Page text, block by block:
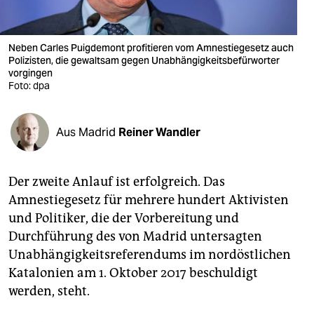
verlag
veranstaltungen
shop
unterstützen
genossenschaft
epaper login
Neben Carles Puigdemont profitieren vom Amnestiegesetz auch
Polizisten, die gewaltsam gegen Unabhängigkeitsbefürworter
vorgingen
Foto: dpa
Aus Madrid Reiner Wandler
Der zweite Anlauf ist erfolgreich. Das
Amnestiegesetz für mehrere hundert Aktivisten
und Politiker, die der Vorbereitung und
Durchführung des von Madrid untersagten
Unabhängigkeitsreferendums im nordöstlichen
Katalonien am 1. Oktober 2017 beschuldigt
werden, steht.